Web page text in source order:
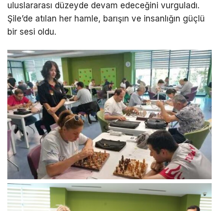
uluslararası düzeyde devam edeceğini vurguladı.
Şile’de atılan her hamle, barışın ve insanlığın güçlü
bir sesi oldu.